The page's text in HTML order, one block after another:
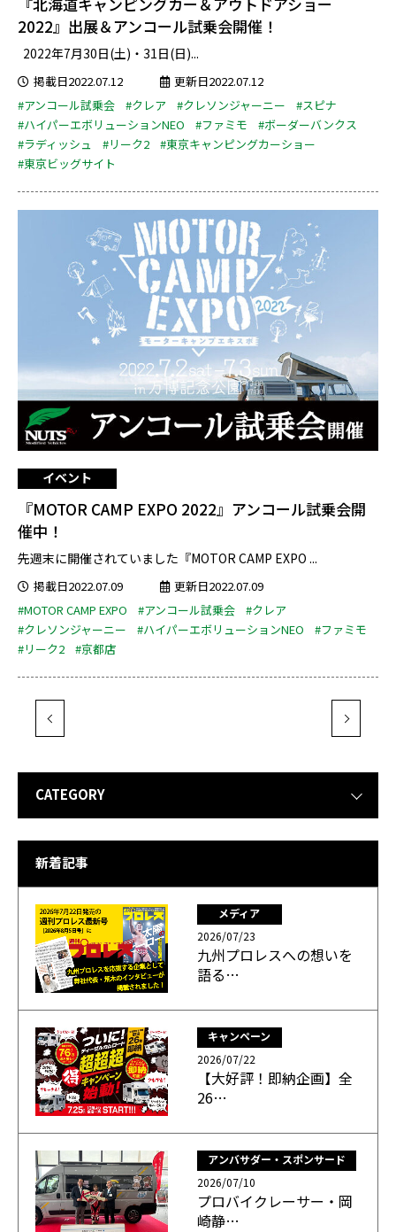
2022』出展＆アンコール試乗会開催！
2022年7月30日(土)・31日(日)...
掲載日2022.07.12
更新日2022.07.12
#アンコール試乗会
#クレア #クレソンジャーニー
#スピナ
#ハイパーエボリューションNEO
#ファミモ
#ボーダーバンクス
#ラディッシュ
#リーク2
#東京キャンピングカーショー
#東京ビッグサイト
イベント
『MOTOR CAMP EXPO 2022』アンコール試乗会開
催中！
先週末に開催されていました『MOTOR CAMP EXPO ...
掲載日2022.07.09
更新日2022.07.09
#MOTOR CAMP EXPO
#アンコール試乗会
#クレア
#クレソンジャーニー
#ハイパーエボリューションNEO
#ファミモ
#リーク2
#京都店
CATEGORY
新着記事
メディア
2026/07/23
九州プロレスへの想いを
語る…
キャンペーン
2026/07/22
【大好評！即納企画】全
26…
アンバサダー・スポンサード
2026/07/10
プロバイクレーサー・岡
崎静…